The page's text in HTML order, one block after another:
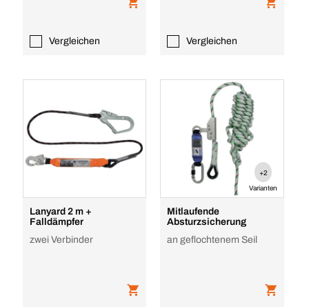
Vergleichen Vergleichen
Lanyard 2 m +
Falldämpfer
zwei Verbinder
+2
Varianten
Mitlaufende
Absturzsicherung
an geflochtenem Seil